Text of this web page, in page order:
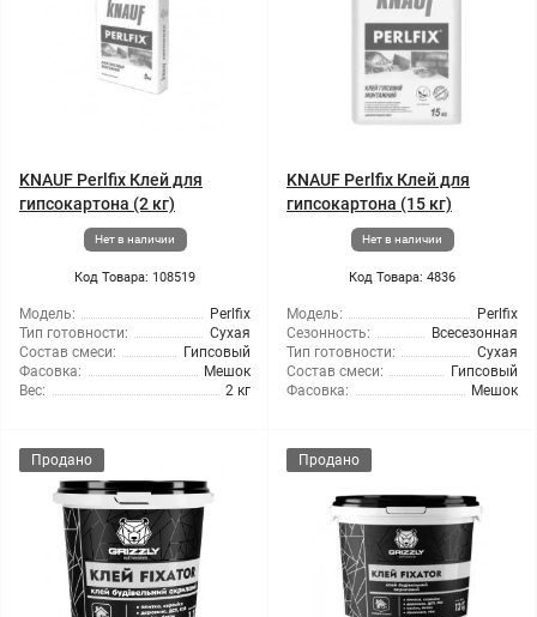
KNAUF Perlfix Клей для
гипсокартона (2 кг)
Нет в наличии
Код Товара: 108519
Модель:
Perlfix
Тип готовности:
Сухая
Состав смеси:
Гипсовый
Фасовка:
Мешок
Вес:
2 кг
KNAUF Perlfix Клей для
гипсокартона (15 кг)
Нет в наличии
Код Товара: 4836
Модель:
Perlfix
Сезонность:
Всесезонная
Тип готовности:
Сухая
Состав смеси:
Гипсовый
Фасовка:
Мешок
Продано Продано